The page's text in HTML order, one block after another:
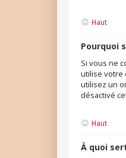
Haut
Pourquoi
Si vous ne
utilise votre
utilisez un
désactivé
Haut
À quoi